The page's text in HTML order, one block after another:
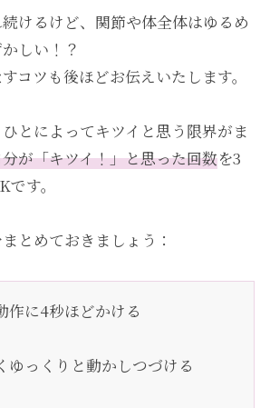
けるけど、関節や体全体はゆるめ
しい！？
コツも後ほどお伝えいたします。
とによってキツイと思う限界がま
が「キツイ！」と思った回数を3
す。
とめておきましょう：
作に4秒ほどかける
ゆっくりと動かしつづける